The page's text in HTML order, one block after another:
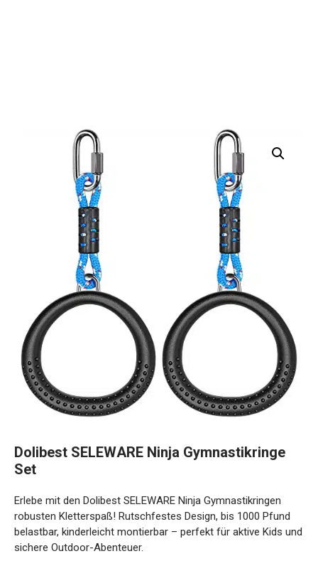
Set
robusten Kletterspaß! Rutschfestes Design, bis 1000 Pfund
belastbar, kinderleicht montierbar – perfekt für aktive Kids
und sichere Outdoor-Abenteuer.